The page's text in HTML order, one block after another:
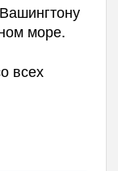
море.
всех